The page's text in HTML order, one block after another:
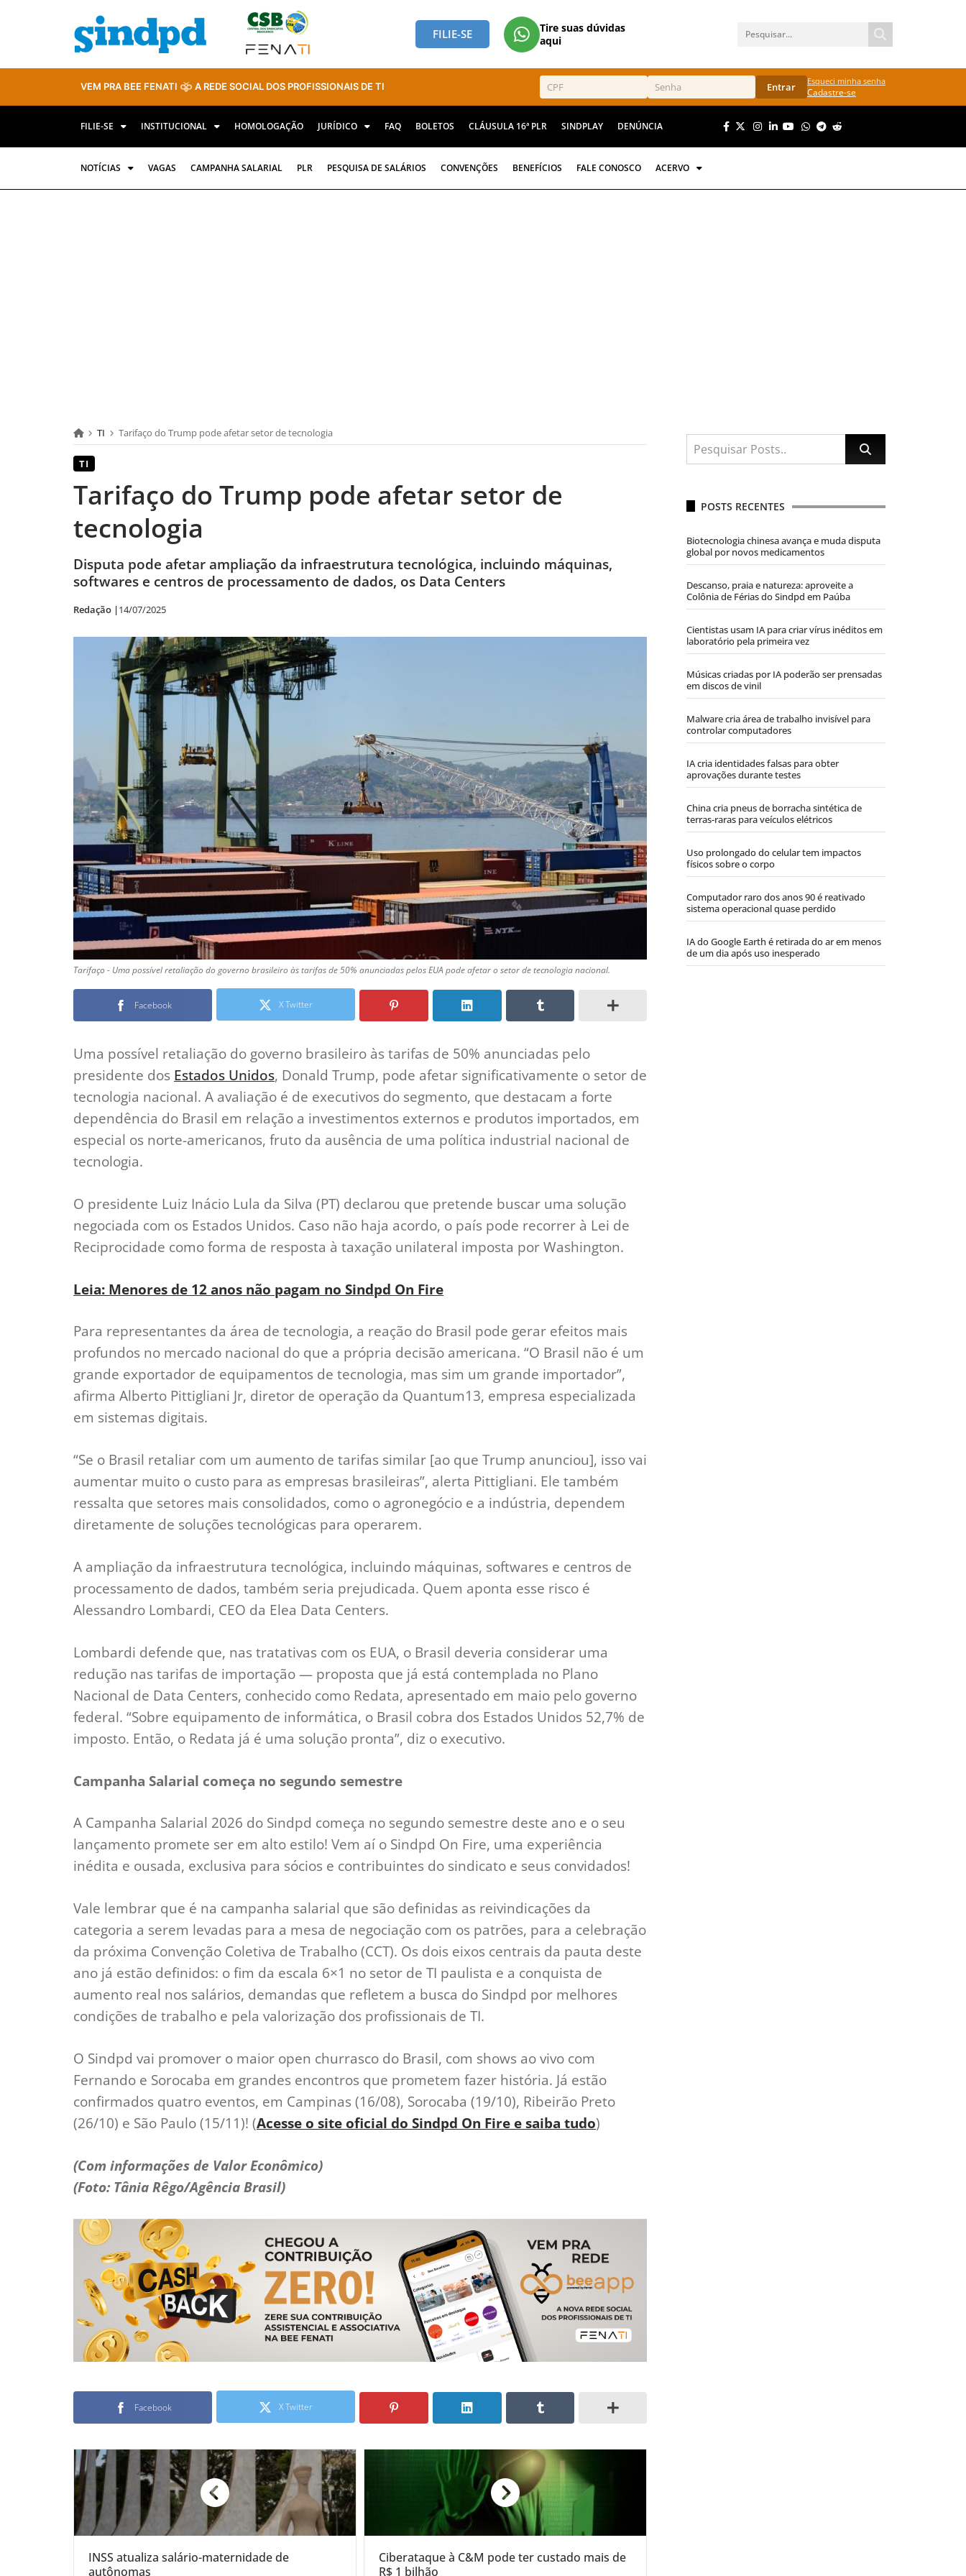
FILIE-SE
Tire suas dúvidas
aqui
VEM PRA BEE FENATI A REDE SOCIAL DOS PROFISSIONAIS DE TI Entrar Esqueci minha senha
Cadastre-se
FILIE-SE INSTITUCIONAL HOMOLOGAÇÃO JURÍDICO FAQ BOLETOS CLÁUSULA 16ª PLR SINDPLAY DENÚNCIA
NOTÍCIAS VAGAS CAMPANHA SALARIAL PLR PESQUISA DE SALÁRIOS CONVENÇÕES BENEFÍCIOS FALE CONOSCO ACERVO
TI Tarifaço do Trump pode afetar setor de tecnologia
TI
Tarifaço do Trump pode afetar setor de
tecnologia
Disputa pode afetar ampliação da infraestrutura tecnológica, incluindo máquinas,
softwares e centros de processamento de dados, os Data Centers
Redação |14/07/2025
Tarifaço - Uma possível retaliação do governo brasileiro às tarifas de 50% anunciadas pelos EUA pode afetar o setor de tecnologia nacional.
Facebook X Twitter
Uma possível retaliação do governo brasileiro às tarifas de 50% anunciadas pelo
presidente dos Estados Unidos, Donald Trump, pode afetar significativamente o setor de
tecnologia nacional. A avaliação é de executivos do segmento, que destacam a forte
dependência do Brasil em relação a investimentos externos e produtos importados, em
especial os norte-americanos, fruto da ausência de uma política industrial nacional de
tecnologia.
O presidente Luiz Inácio Lula da Silva (PT) declarou que pretende buscar uma solução
negociada com os Estados Unidos. Caso não haja acordo, o país pode recorrer à Lei de
Reciprocidade como forma de resposta à taxação unilateral imposta por Washington.
Leia: Menores de 12 anos não pagam no Sindpd On Fire
Para representantes da área de tecnologia, a reação do Brasil pode gerar efeitos mais
profundos no mercado nacional do que a própria decisão americana. “O Brasil não é um
grande exportador de equipamentos de tecnologia, mas sim um grande importador”,
afirma Alberto Pittigliani Jr, diretor de operação da Quantum13, empresa especializada
em sistemas digitais.
“Se o Brasil retaliar com um aumento de tarifas similar [ao que Trump anunciou], isso vai
aumentar muito o custo para as empresas brasileiras”, alerta Pittigliani. Ele também
ressalta que setores mais consolidados, como o agronegócio e a indústria, dependem
diretamente de soluções tecnológicas para operarem.
A ampliação da infraestrutura tecnológica, incluindo máquinas, softwares e centros de
processamento de dados, também seria prejudicada. Quem aponta esse risco é
Alessandro Lombardi, CEO da Elea Data Centers.
Lombardi defende que, nas tratativas com os EUA, o Brasil deveria considerar uma
redução nas tarifas de importação — proposta que já está contemplada no Plano
Nacional de Data Centers, conhecido como Redata, apresentado em maio pelo governo
federal. “Sobre equipamento de informática, o Brasil cobra dos Estados Unidos 52,7% de
imposto. Então, o Redata já é uma solução pronta”, diz o executivo.
Campanha Salarial começa no segundo semestre
A Campanha Salarial 2026 do Sindpd começa no segundo semestre deste ano e o seu
lançamento promete ser em alto estilo! Vem aí o Sindpd On Fire, uma experiência
inédita e ousada, exclusiva para sócios e contribuintes do sindicato e seus convidados!
Vale lembrar que é na campanha salarial que são definidas as reivindicações da
categoria a serem levadas para a mesa de negociação com os patrões, para a celebração
da próxima Convenção Coletiva de Trabalho (CCT). Os dois eixos centrais da pauta deste
ano já estão definidos: o fim da escala 6×1 no setor de TI paulista e a conquista de
aumento real nos salários, demandas que refletem a busca do Sindpd por melhores
condições de trabalho e pela valorização dos profissionais de TI.
O Sindpd vai promover o maior open churrasco do Brasil, com shows ao vivo com
Fernando e Sorocaba em grandes encontros que prometem fazer história. Já estão
confirmados quatro eventos, em Campinas (16/08), Sorocaba (19/10), Ribeirão Preto
(26/10) e São Paulo (15/11)! (Acesse o site oficial do Sindpd On Fire e saiba tudo)
(Com informações de Valor Econômico)
(Foto: Tânia Rêgo/Agência Brasil)
Facebook X Twitter
INSS atualiza salário-maternidade de
autônomas
Ciberataque à C&M pode ter custado mais de
R$ 1 bilhão
POSTS RECENTES
Biotecnologia chinesa avança e muda disputa
global por novos medicamentos
Descanso, praia e natureza: aproveite a
Colônia de Férias do Sindpd em Paúba
Cientistas usam IA para criar vírus inéditos em
laboratório pela primeira vez
Músicas criadas por IA poderão ser prensadas
em discos de vinil
Malware cria área de trabalho invisível para
controlar computadores
IA cria identidades falsas para obter
aprovações durante testes
China cria pneus de borracha sintética de
terras-raras para veículos elétricos
Uso prolongado do celular tem impactos
físicos sobre o corpo
Computador raro dos anos 90 é reativado
sistema operacional quase perdido
IA do Google Earth é retirada do ar em menos
de um dia após uso inesperado